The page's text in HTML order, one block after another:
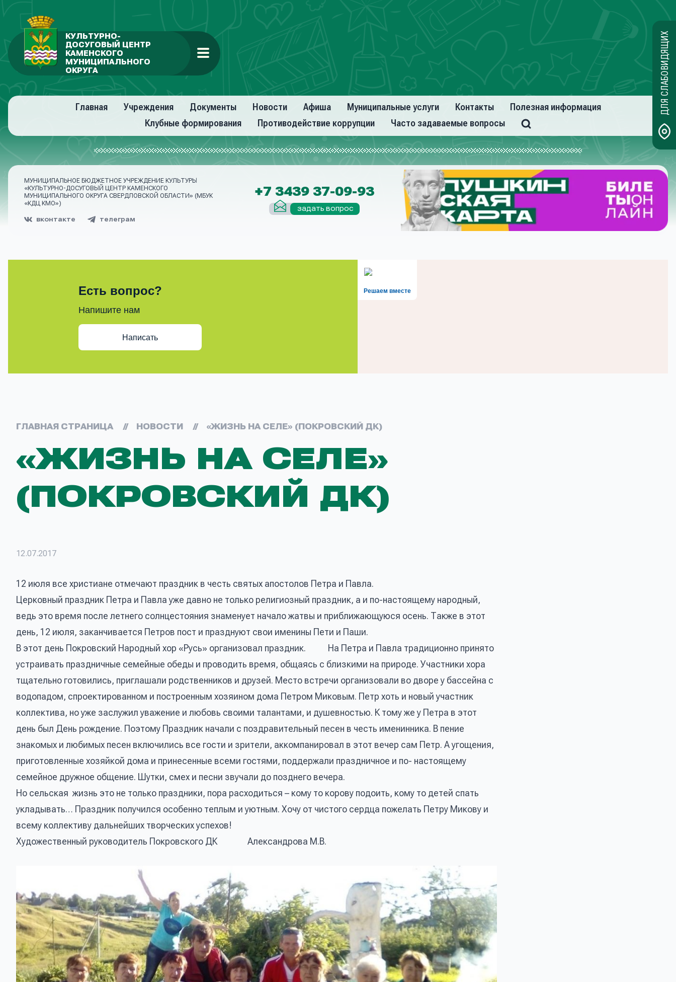
КУЛЬТУРНО-
ДОСУГОВЫЙ ЦЕНТР
КАМЕНСКОГО
МУНИЦИПАЛЬНОГО
ОКРУГА
Главная Учреждения Документы Новости Афиша Муниципальные услуги Контакты
Полезная информация
Клубные формирования
Противодействие коррупции Часто задаваемые вопросы
МУНИЦИПАЛЬНОЕ БЮДЖЕТНОЕ УЧРЕЖДЕНИЕ КУЛЬТУРЫ
«КУЛЬТУРНО-ДОСУГОВЫЙ ЦЕНТР КАМЕНСКОГО
МУНИЦИПАЛЬНОГО ОКРУГА СВЕРДЛОВСКОЙ ОБЛАСТИ» (МБУК
«КДЦ КМО»)
вконтакте телеграм
+7 3439 37-09-93
задать вопрос
Решаем вместе
Есть вопрос?
Напишите нам
Написать
ГЛАВНАЯ СТРАНИЦА // НОВОСТИ // «ЖИЗНЬ НА СЕЛЕ» (ПОКРОВСКИЙ ДК)
«ЖИЗНЬ НА СЕЛЕ»
(ПОКРОВСКИЙ ДК)
12.07.2017
12 июля все христиане отмечают праздник в честь святых апостолов Петра и Павла.
Церковный праздник Петра и Павла уже давно не только религиозный праздник, а и по-настоящему народный,
ведь это время после летнего солнцестояния знаменует начало жатвы и приближающуюся осень. Также в этот
день, 12 июля, заканчивается Петров пост и празднуют свои именины Пети и Паши.
В этот день Покровский Народный хор «Русь» организовал праздник. На Петра и Павла традиционно принято
устраивать праздничные семейные обеды и проводить время, общаясь с близкими на природе. Участники хора
тщательно готовились, приглашали родственников и друзей. Место встречи организовали во дворе у бассейна с
водопадом, спроектированном и построенным хозяином дома Петром Миковым. Петр хоть и новый участник
коллектива, но уже заслужил уважение и любовь своими талантами, и душевностью. К тому же у Петра в этот
день был День рождение. Поэтому Праздник начали с поздравительный песен в честь именинника. В пение
знакомых и любимых песен включились все гости и зрители, аккомпанировал в этот вечер сам Петр. А угощения,
приготовленные хозяйкой дома и принесенные всеми гостями, поддержали праздничное и по- настоящему
семейное дружное общение. Шутки, смех и песни звучали до позднего вечера.
Но сельская жизнь это не только праздники, пора расходиться – кому то корову подоить, кому то детей спать
укладывать… Праздник получился особенно теплым и уютным. Хочу от чистого сердца пожелать Петру Микову и
всему коллективу дальнейших творческих успехов!
Художественный руководитель Покровского ДК Александрова М.В.
ДЛЯ СЛАБОВИДЯЩИХ